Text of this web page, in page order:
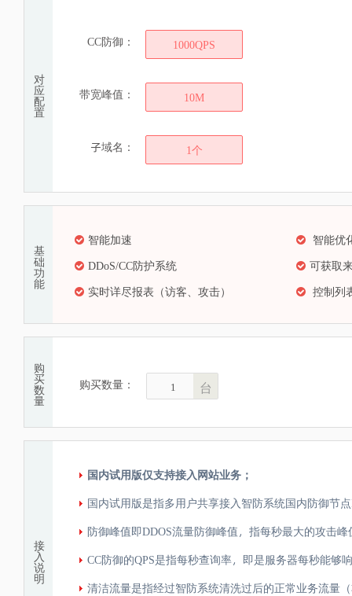
对
应
配
置
CC防御： 1000QPS
带宽峰值： 10M
子域名： 1个
基
础
功
能
智能加速
智能优
DDoS/CC防护系统
可获取
实时详尽报表（访客、攻击）
控制列
购
买
数
量
购买数量： 台
接
入
说
明
国内试用版仅支持接入网站业务；
国内试用版是指多用户共享接入智防系统国内防御节
防御峰值即DDOS流量防御峰值，指每秒最大的攻击
CC防御的QPS是指每秒查询率，即是服务器每秒能够
清洁流量是指经过智防系统清洗过后的正常业务流量